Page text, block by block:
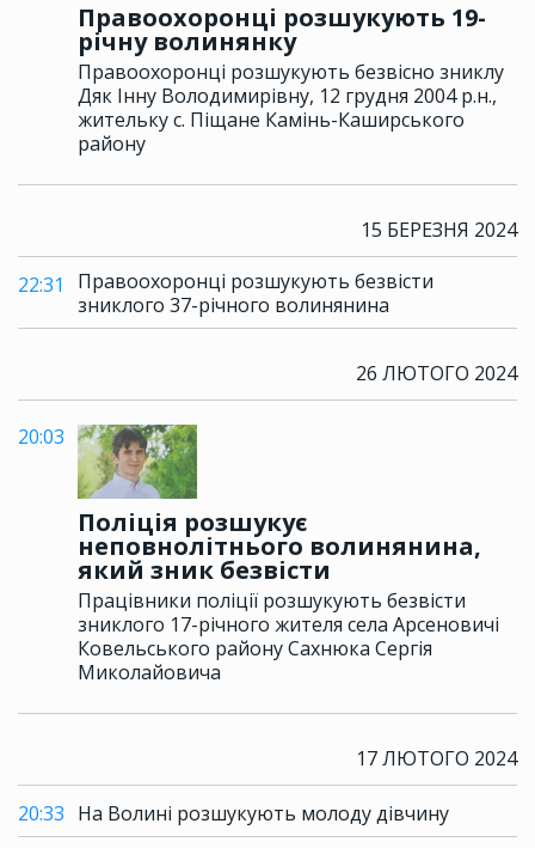
Правоохоронці розшукують 19-
річну волинянку
Правоохоронці розшукують безвісно зниклу
Дяк Інну Володимирівну, 12 грудня 2004 р.н.,
жительку с. Піщане Камінь-Каширського
району
15 БЕРЕЗНЯ 2024
22:31
Правоохоронці розшукують безвісти
зниклого 37-річного волинянина
26 ЛЮТОГО 2024
20:03
Поліція розшукує
неповнолітнього волинянина,
який зник безвісти
Працівники поліції розшукують безвісти
зниклого 17-річного жителя села Арсеновичі
Ковельського району Сахнюка Сергія
Миколайовича
17 ЛЮТОГО 2024
20:33 На Волині розшукують молоду дівчину